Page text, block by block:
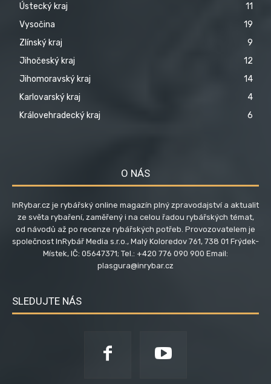
Ústecký kraj
11
Vysočina
19
Zlínský kraj
9
Jihočeský kraj
12
Jihomoravský kraj
14
Karlovarský kraj
4
Královehradecký kraj
6
O NÁS
InRybar.cz je rybářský online magazín plný zpravodajství a aktualit
ze světa rybaření, zaměřený i na celou řadou rybářských témat,
od návodů až po recenze rybářských potřeb. Provozovatelem je
společnost InRybář Media s.r.o., Malý Koloredov 761, 738 01 Frýdek-
Místek, IČ: 05647371; Tel.: +420 776 090 900 Email:
plasgura@inrybar.cz
SLEDUJTE NÁS